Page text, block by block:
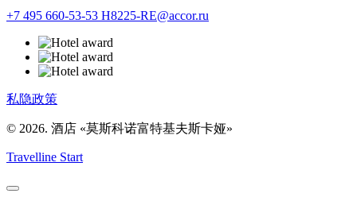
+7 495 660-53-53 H8225-RE@accor.ru
私隐政策
© 2026. 酒店 «莫斯科诺富特基夫斯卡娅»
Travelline Start